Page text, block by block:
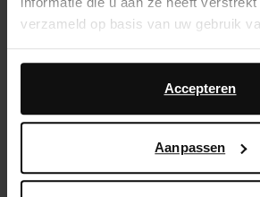
verzameld op basis van uw gebruik
Daarnaast werken wij samen met
advertentie- en meetdoeleinden. Meer
hoe Google uw persoonsgegevens
Accepteren
Aanpassen
À propos de Sacha
Livraison
Échanger et retourner